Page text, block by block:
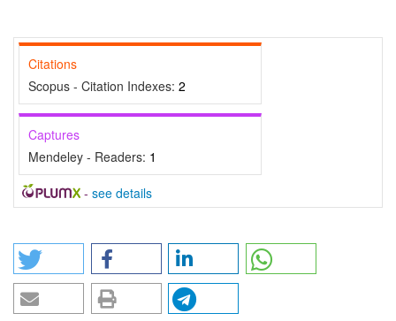
Citations
Scopus - Citation Indexes: 2
Captures
Mendeley - Readers: 1
- see details